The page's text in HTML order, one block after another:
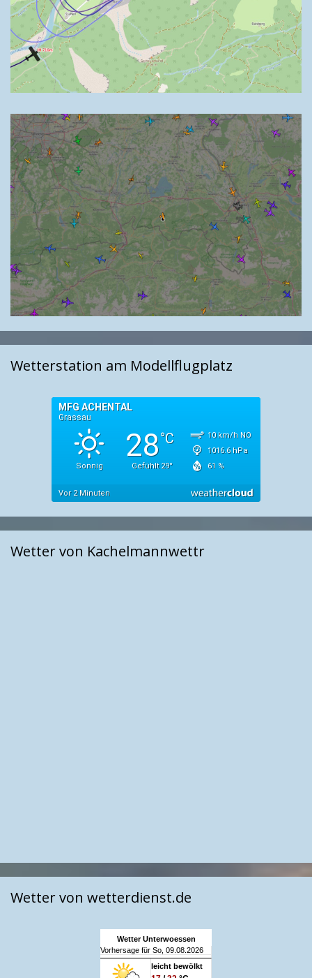
Wetterstation am Modellflugplatz
Wetter von Kachelmannwettr
Wetter von wetterdienst.de
Wetter Unterwoessen
Vorhersage für So, 09.08.2026
leicht bewölkt